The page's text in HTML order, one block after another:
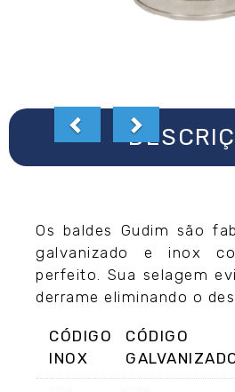
Os baldes Gudim são
galvanizado e inox
perfeito. Sua selagem
derrame eliminando o
CÓDIGO
INOX
CÓDIGO